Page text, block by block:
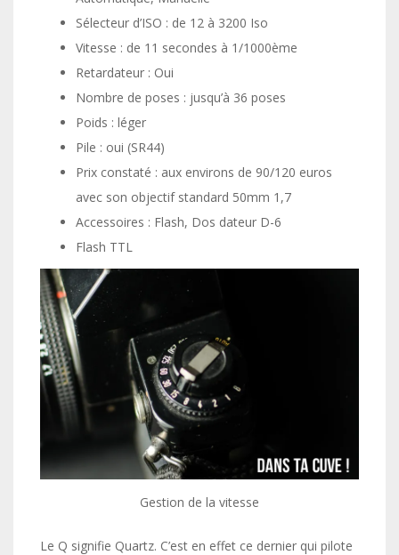
Sélecteur d’ISO : de 12 à 3200 Iso
Vitesse : de 11 secondes à 1/1000ème
Retardateur : Oui
Nombre de poses : jusqu’à 36 poses
Poids : léger
Pile : oui (SR44)
Prix constaté : aux environs de 90/120 euros
avec son objectif standard 50mm 1,7
Accessoires : Flash, Dos dateur D-6
Flash TTL
Gestion de la vitesse
Le Q signifie Quartz. C’est en effet ce dernier qui pilote